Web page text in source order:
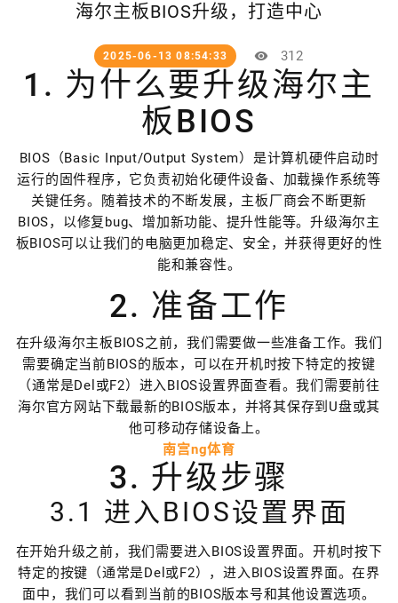
海尔主板BIOS升级，打造中心
2025-06-13 08:54:33 312
1. 为什么要升级海尔主
板BIOS
BIOS（Basic Input/Output System）是计算机硬件启动时
运行的固件程序，它负责初始化硬件设备、加载操作系统等
关键任务。随着技术的不断发展，主板厂商会不断更新
BIOS，以修复bug、增加新功能、提升性能等。升级海尔主
板BIOS可以让我们的电脑更加稳定、安全，并获得更好的性
能和兼容性。
2. 准备工作
在升级海尔主板BIOS之前，我们需要做一些准备工作。我们
需要确定当前BIOS的版本，可以在开机时按下特定的按键
（通常是Del或F2）进入BIOS设置界面查看。我们需要前往
海尔官方网站下载最新的BIOS版本，并将其保存到U盘或其
他可移动存储设备上。
南宫ng体育
3. 升级步骤
3.1 进入BIOS设置界面
在开始升级之前，我们需要进入BIOS设置界面。开机时按下
特定的按键（通常是Del或F2），进入BIOS设置界面。在界
面中，我们可以看到当前的BIOS版本号和其他设置选项。